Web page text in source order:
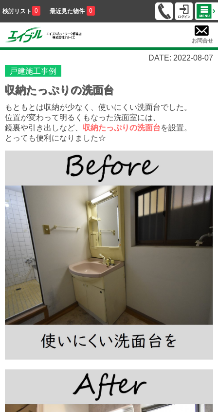
検討リスト 0 最近見た物件 0
お問合せ
DATE: 2022-08-07
戸建施工事例
収納たっぷりの洗面台
もともとは収納が少なく、使いにくい洗面台でした。
位置が変わって明るくもなった洗面室には、
鏡裏や引き出しなど、 収納たっぷりの洗面台を設置。
とっても便利になりました☆